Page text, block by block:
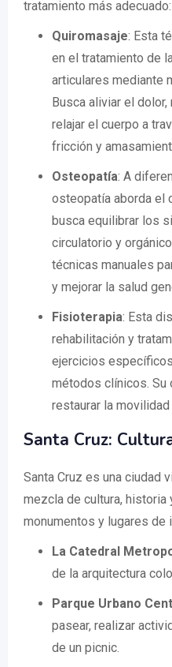
tratamiento más adecuado:
Quiromasaje: Esta
en el tratamiento de
articulares mediante
Busca aliviar el
relajar el cuerpo a
fricción y
Osteopatía: A
osteopatía aborda el
busca equilibrar los
circulatorio y
técnicas manuales
y mejorar la salud
Fisioterapia: Esta
rehabilitación y
ejercicios
métodos clínicos. Su
restaurar la
Santa Cruz:
Santa Cruz es una ciudad
mezcla de cultura, historia
monumentos y lugares de
La Catedral
de la arquitectura
Parque Urbano
pasear, realizar
de un picnic.